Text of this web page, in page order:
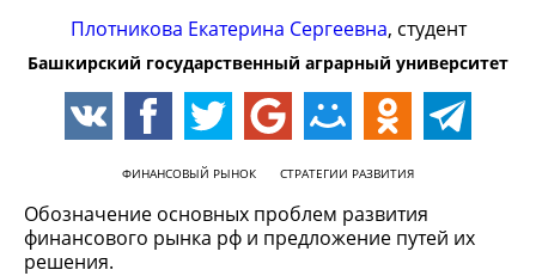
Плотникова Екатерина Сергеевна, студент
Башкирский государственный аграрный университет
ФИНАНСОВЫЙ РЫНОК СТРАТЕГИИ РАЗВИТИЯ
Обозначение основных проблем развития
финансового рынка рф и предложение путей их
решения.